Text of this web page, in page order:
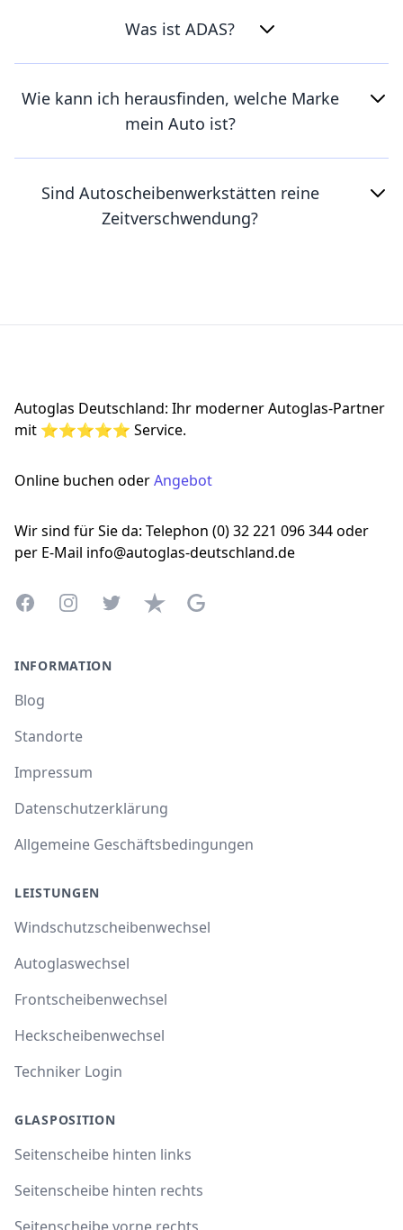
Was ist ADAS?
Wie kann ich herausfinden, welche Marke
mein Auto ist?
Sind Autoscheibenwerkstätten reine
Zeitverschwendung?
Autoglas Deutschland: Ihr moderner Autoglas-Partner
mit ⭐⭐⭐⭐⭐ Service.
Online buchen oderAngebot
Wir sind für Sie da: Telephon (0) 32 221 096 344 oder
per E-Mail info@autoglas-deutschland.de
FacebookInstagramTwitterTrustpilotGoogle Business Profile
INFORMATION
Blog
Standorte
Impressum
Datenschutzerklärung
Allgemeine Geschäftsbedingungen
LEISTUNGEN
Windschutzscheibenwechsel
Autoglaswechsel
Frontscheibenwechsel
Heckscheibenwechsel
Techniker Login
GLASPOSITION
Seitenscheibe hinten links
Seitenscheibe hinten rechts